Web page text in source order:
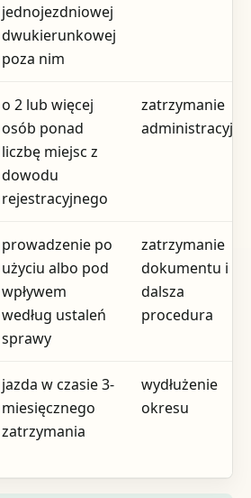
jednojezdniowej
dwukierunkowej
poza nim
o 2 lub więcej
osób ponad
liczbę miejsc z
dowodu
rejestracyjnego
zatrzymanie
administracyjne
prowadzenie po
użyciu albo pod
wpływem
według ustaleń
sprawy
zatrzymanie
dokumentu i
dalsza
procedura
jazda w czasie 3-
miesięcznego
zatrzymania
wydłużenie
okresu